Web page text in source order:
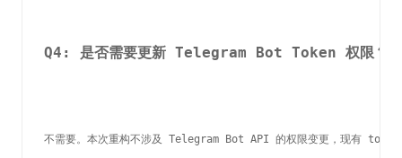
Q4: 是否需要更新 Telegram Bot Token 权限？
不需要。本次重构不涉及 Telegram Bot API 的权限变更，现有 token